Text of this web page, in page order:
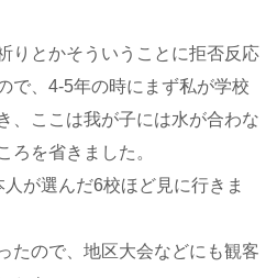
りとかそういうことに拒否反応
で、4-5年の時にまず私が学校
、ここは我が子には水が合わな
を省きました。
が選んだ6校ほど見に行きま
たので、地区大会などにも観客